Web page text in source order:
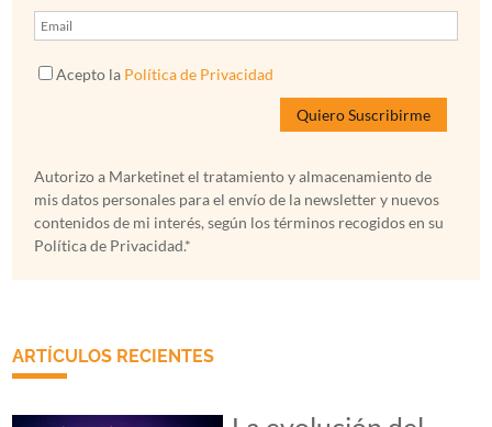
Acepto la Política de Privacidad
Autorizo a Marketinet el tratamiento y almacenamiento de
mis datos personales para el envío de la newsletter y nuevos
contenidos de mi interés, según los términos recogidos en su
Política de Privacidad.*
ARTÍCULOS RECIENTES